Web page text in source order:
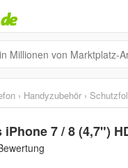
› Handyzubehör ›
iPhone 7 / 8 (4,7")